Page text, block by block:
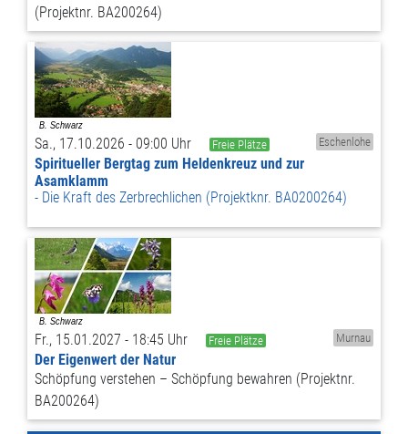
(Projektnr. BA200264)
Sa., 17.10.2026 - 09:00 Uhr Freie Plätze Eschenlohe
Spiritueller Bergtag zum Heldenkreuz und zur
Asamklamm
Die Kraft des Zerbrechlichen (Projektknr. BA0200264)
Fr., 15.01.2027 - 18:45 Uhr Freie Plätze Murnau
Der Eigenwert der Natur
Schöpfung verstehen – Schöpfung bewahren (Projektnr.
BA200264)